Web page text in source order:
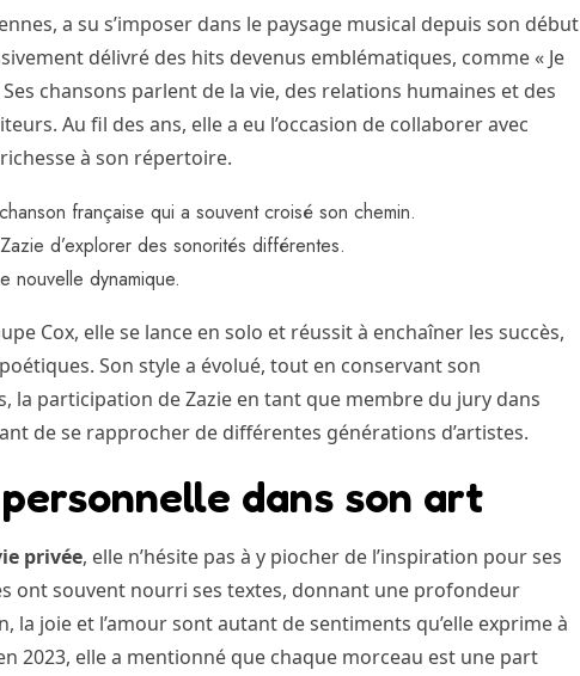
a su s’imposer dans le paysage musical depuis son début
délivré des hits devenus emblématiques, comme « Je
chansons parlent de la vie, des relations humaines et des
Au fil des ans, elle a eu l’occasion de collaborer avec
à son répertoire.
française qui a souvent croisé son chemin.
d’explorer des sonorités différentes.
nouvelle dynamique.
Cox, elle se lance en solo et réussit à enchaîner les succès,
Son style a évolué, tout en conservant son
la participation de Zazie en tant que membre du jury dans
de se rapprocher de différentes générations d’artistes.
dans son art
privée, elle n’hésite pas à y piocher de l’inspiration pour ses
ont souvent nourri ses textes, donnant une profondeur
joie et l’amour sont autant de sentiments qu’elle exprime à
2023, elle a mentionné que chaque morceau est une part